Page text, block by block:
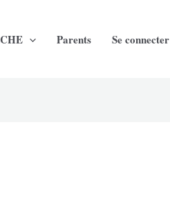
Parents Se connecter